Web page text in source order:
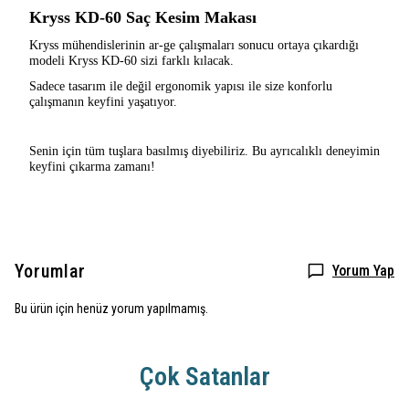
Kryss KD-60 Saç Kesim Makası
Kryss mühendislerinin ar-ge çalışmaları sonucu ortaya çıkardığı
modeli Kryss KD-60 sizi farklı kılacak.
Sadece tasarım ile değil ergonomik yapısı ile size konforlu
çalışmanın keyfini yaşatıyor.
Senin için tüm tuşlara basılmış diyebiliriz. Bu ayrıcalıklı deneyimin
keyfini çıkarma zamanı!
Yorumlar Yorum Yap
Bu ürün için henüz yorum yapılmamış.
Çok Satanlar